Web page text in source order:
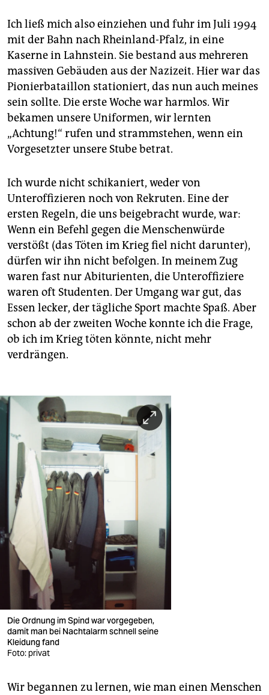
Ich ließ mich also einziehen und fuhr im Juli 1994
mit der Bahn nach Rheinland-Pfalz, in eine
Kaserne in Lahnstein. Sie bestand aus mehreren
massiven Gebäuden aus der Nazizeit. Hier war das
Pionierbataillon stationiert, das nun auch meines
sein sollte. Die erste Woche war harmlos. Wir
bekamen unsere Uniformen, wir lernten
„Achtung!“ rufen und strammstehen, wenn ein
Vorgesetzter unsere Stube betrat.
Ich wurde nicht schikaniert, weder von
Unteroffizieren noch von Re­kru­ten. Eine der
ersten Regeln, die uns beigebracht wurde, war:
Wenn ein Befehl gegen die Menschenwürde
verstößt (das Töten im Krieg fiel nicht darunter),
dürfen wir ihn nicht befolgen. In meinem Zug
waren fast nur Abitu­rien­ten, die Unteroffiziere
waren oft Studenten. Der Umgang war gut, das
Essen lecker, der tägliche Sport machte Spaß. Aber
schon ab der zweiten Woche konnte ich die Frage,
ob ich im Krieg töten könnte, nicht mehr
verdrängen.
Die Ordnung im Spind war vorgegeben,
damit man bei Nachtalarm schnell seine
Kleidung fand
Foto: privat
Wir begannen zu lernen, wie man einen Menschen